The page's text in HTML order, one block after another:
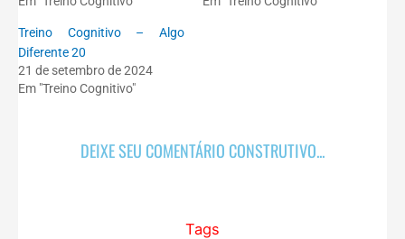
Treino Cognitivo – Algo
Diferente 20
21 de setembro de 2024
Em "Treino Cognitivo"
DEIXE SEU COMENTÁRIO CONSTRUTIVO...
Tags